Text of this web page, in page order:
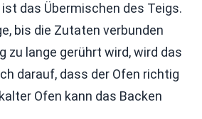
ist das Übermischen des Teigs.
bis die Zutaten verbunden
zu lange gerührt wird, wird das
darauf, dass der Ofen richtig
Ofen kann das Backen